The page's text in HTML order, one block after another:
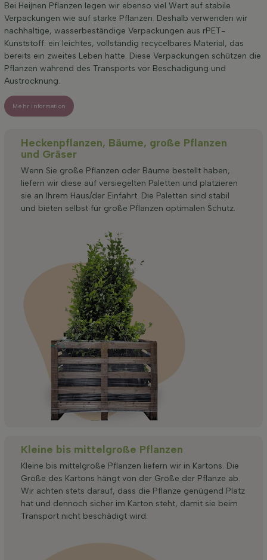
Bei Heijnen Pflanzen legen wir ebenso viel Wert auf stabile
Verpackungen wie auf starke Pflanzen. Deshalb verwenden wir
nachhaltige, wasserbeständige Verpackungen aus rPET-
Kunststoff: ein leichtes, vollständig recycelbares Material, das
bereits ein zweites Leben hatte. Diese Verpackungen schützen die
Pflanzen während des Transports vor Beschädigung und
Austrocknung.
Mehr information
Heckenpflanzen, Bäume, große Pflanzen
und Gräser
Wenn Sie große Pflanzen oder Bäume bestellt haben,
liefern wir diese auf versiegelten Paletten und platzieren
sie an Ihrem Haus/der Einfahrt. Die Paletten sind stabil
und bieten selbst für große Pflanzen optimalen Schutz.
Kleine bis mittelgroße Pflanzen
Kleine bis mittelgroße Pflanzen liefern wir in Kartons. Die
Größe des Kartons hängt von der Größe der Pflanze ab.
Wir achten stets darauf, dass die Pflanze genügend Platz
hat und dennoch sicher im Karton steht, damit sie beim
Transport nicht beschädigt wird.